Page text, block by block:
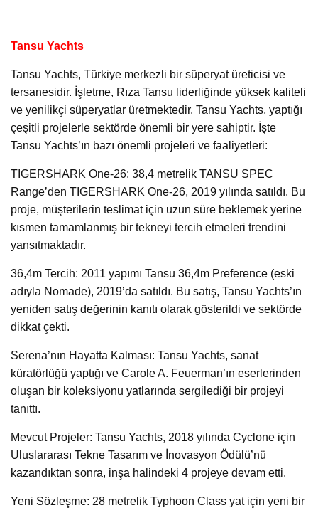
Tansu Yachts
Tansu Yachts, Türkiye merkezli bir süperyat üreticisi ve
tersanesidir. İşletme, Rıza Tansu liderliğinde yüksek kaliteli
ve yenilikçi süperyatlar üretmektedir. Tansu Yachts, yaptığı
çeşitli projelerle sektörde önemli bir yere sahiptir. İşte
Tansu Yachts’ın bazı önemli projeleri ve faaliyetleri:
TIGERSHARK One-26: 38,4 metrelik TANSU SPEC
Range’den TIGERSHARK One-26, 2019 yılında satıldı. Bu
proje, müşterilerin teslimat için uzun süre beklemek yerine
kısmen tamamlanmış bir tekneyi tercih etmeleri trendini
yansıtmaktadır.
36,4m Tercih: 2011 yapımı Tansu 36,4m Preference (eski
adıyla Nomade), 2019’da satıldı. Bu satış, Tansu Yachts’ın
yeniden satış değerinin kanıtı olarak gösterildi ve sektörde
dikkat çekti.
Serena’nın Hayatta Kalması: Tansu Yachts, sanat
küratörlüğü yaptığı ve Carole A. Feuerman’ın eserlerinden
oluşan bir koleksiyonu yatlarında sergilediği bir projeyi
tanıttı.
Mevcut Projeler: Tansu Yachts, 2018 yılında Cyclone için
Uluslararası Tekne Tasarım ve İnovasyon Ödülü’nü
kazandıktan sonra, inşa halindeki 4 projeye devam etti.
Yeni Sözleşme: 28 metrelik Typhoon Class yat için yeni bir